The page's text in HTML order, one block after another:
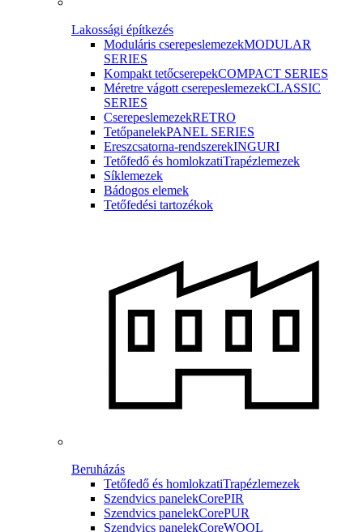
Lakossági építkezés
Moduláris cserepeslemezekMODULAR
SERIES
Kompakt tetőcserepekCOMPACT SERIES
Méretre vágott cserepeslemezekCLASSIC
SERIES
CserepeslemezekRETRO
TetőpanelekPANEL SERIES
Ereszcsatorna-rendszerekINGURI
Tetőfedő és homlokzatiTrapézlemezek
Síklemezek
Bádogos elemek
Tetőfedési tartozékok
Beruházás
Tetőfedő és homlokzatiTrapézlemezek
Szendvics panelekCorePIR
Szendvics panelekCorePUR
Szendvics panelekCoreWOOL